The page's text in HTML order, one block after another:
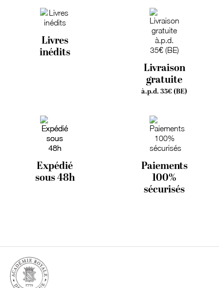
Livres
inédits
Livraison
gratuite
à.p.d. 35€ (BE)
Expédié
sous 48h
Paiements
100%
sécurisés